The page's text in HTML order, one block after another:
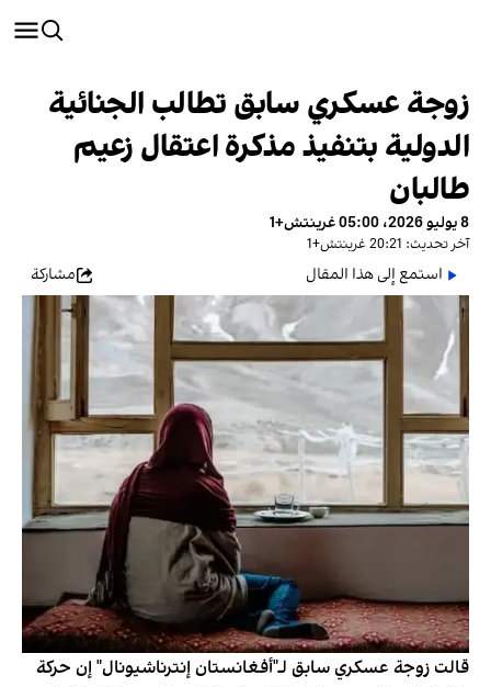
زوجة عسكري سابق تطالب الجنائية
الدولية بتنفيذ مذكرة اعتقال زعيم
طالبان
8 يوليو 2026، 05:00 غرينتش+1
آخر تحديث: 20:21 غرينتش+1
استمع إلى هذا المقال مشاركة
قالت زوجة عسكري سابق لـ"أفغانستان إنترناشيونال" إن حركة